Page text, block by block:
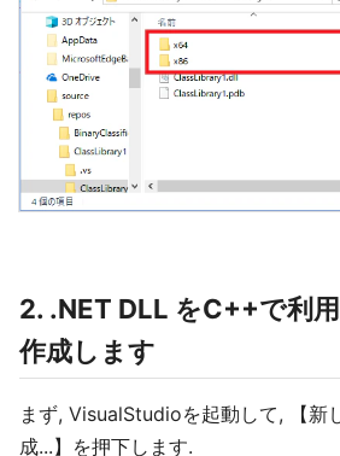
2. .NET DLL をC++で利
作成します
まず, VisualStudioを起動して, 【新
成...】を押下します.